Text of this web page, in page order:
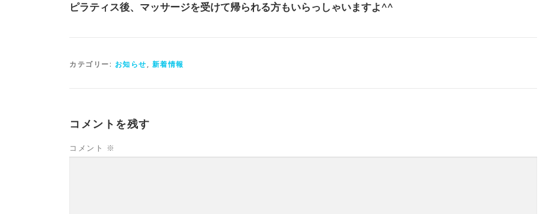
ピラティス後、マッサージを受けて帰られる方もいらっしゃいますよ^^
カテゴリー: お知らせ, 新着情報
コメントを残す
コメント ※